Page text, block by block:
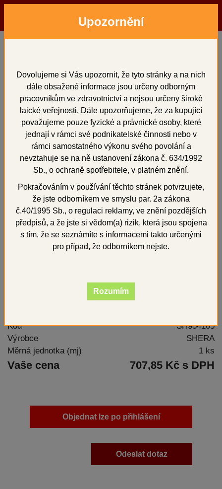
Hledat Přihlásit
SHERAPOL 705
+
Kód
SH954105
Výrobce
SHERA
Měrná jednotka (mj)
1 ks
Vaše cena 707,85 Kč s DPH
Objednat lze po přihlášení
Odeslat dotaz
Upozornění
Dovolujeme si Vás upozornit, že tyto stránky a na nich
dále obsažené informace jsou určeny odborným
pracovníkům ve zdravotnictví a nejsou určeny široké
laické veřejnosti. Dále upozorňujeme, že za kupující
považujeme pouze fyzické a právnické osoby, které
jednají v rámci své podnikatelské činnosti nebo v
rámci samostatného výkonu svého povolání a
nevztahuje se na ně ustanovení zákona č. 634/1992
Sb., o ochraně spotřebitele, v platném znění.
Pokračováním v používání těchto stránek potvrzujete,
že jste odborníkem ve smyslu par. 2a zákona
č.40/1995 Sb., o regulaci reklamy, ve znění pozdějších
předpisů, a že jste si vědom(a) rizik, která jsou spojena
s tím, že se seznámíte s informacemi takto určenými
pro případ, že odborníkem nejste.
Rozumím